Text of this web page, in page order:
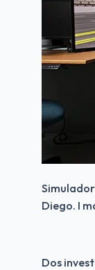
Diego. I
Dos